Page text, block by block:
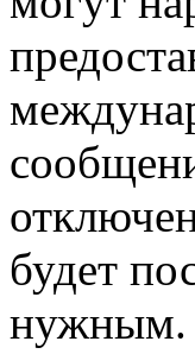
будет
нужным.